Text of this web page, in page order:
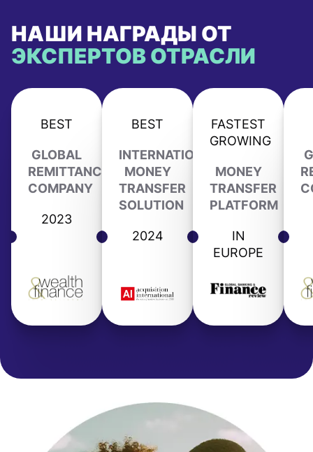
НАШИ НАГРАДЫ ОТ
ЭКСПЕРТОВ ОТРАСЛИ
BEST
GLOBAL
REMITTANCE
COMPANY
2023
BEST
INTERNATIONAL
MONEY
TRANSFER
SOLUTION
2024
FASTEST
GROWING
MONEY
TRANSFER
PLATFORM
IN
EUROPE